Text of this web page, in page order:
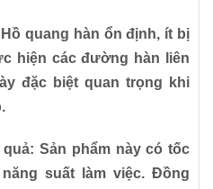
Hồ quang hàn ổn định, ít bị
hiện các đường hàn liên
đặc biệt quan trọng khi
quả:Sản phẩm này có tốc
suất làm việc. Đồng